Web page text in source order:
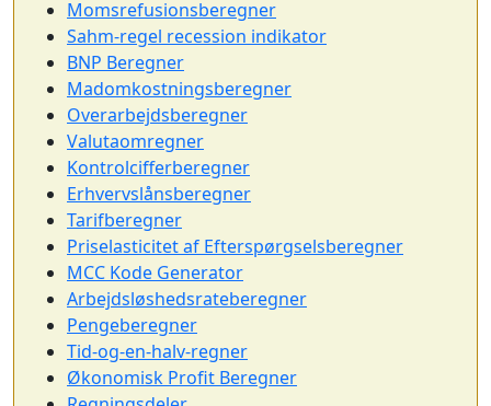
Momsrefusionsberegner
Sahm-regel recession indikator
BNP Beregner
Madomkostningsberegner
Overarbejdsberegner
Valutaomregner
Kontrolcifferberegner
Erhvervslånsberegner
Tarifberegner
Priselasticitet af Efterspørgselsberegner
MCC Kode Generator
Arbejdsløshedsrateberegner
Pengeberegner
Tid-og-en-halv-regner
Økonomisk Profit Beregner